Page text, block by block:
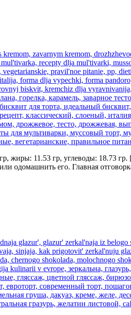
жиры: 11.53 гр, углеводы: 18.73
одомашнить его. Главная